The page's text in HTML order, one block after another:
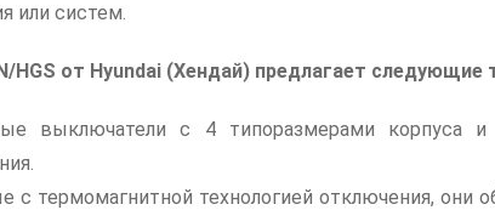
или систем.
HGS от Hyundai (Хендай) предлагает следующие
выключатели с 4 типоразмерами корпуса
с термомагнитной технологией отключения, они